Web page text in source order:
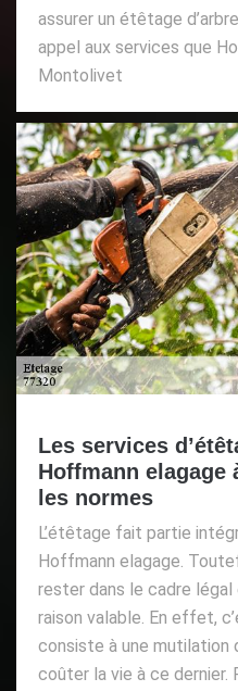
assurer un étêtage
appel aux services que
Montolivet
Les services
Hoffmann
les normes
L’étêtage fait partie
Hoffmann elagage.
rester dans le cadre légal
raison valable. En effet,
consiste à une mutilation
coûter la vie à ce dernier.